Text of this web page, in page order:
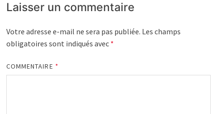
Laisser un commentaire
Votre adresse e-mail ne sera pas publiée. Les champs
obligatoires sont indiqués avec *
COMMENTAIRE *